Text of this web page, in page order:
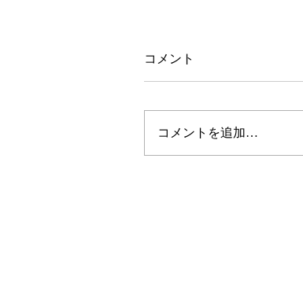
コメント
コメントを追加…